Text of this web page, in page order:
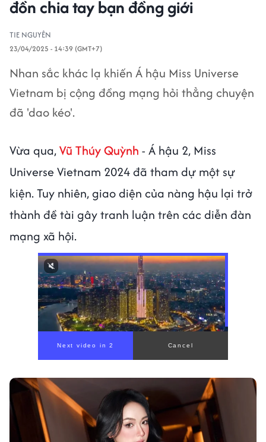
đồn chia tay bạn đồng giới
TIE NGUYÊN
23/04/2025 - 14:39 (GMT+7)
Nhan sắc khác lạ khiến Á hậu Miss Universe
Vietnam bị cộng đồng mạng hỏi thẳng chuyện
đã 'dao kéo'.
Vừa qua,Vũ Thúy Quỳnh - Á hậu 2, Miss
Universe Vietnam 2024 đã tham dự một sự
kiện. Tuy nhiên, giao diện của nàng hậu lại trở
thành đề tài gây tranh luận trên các diễn đàn
mạng xã hội.